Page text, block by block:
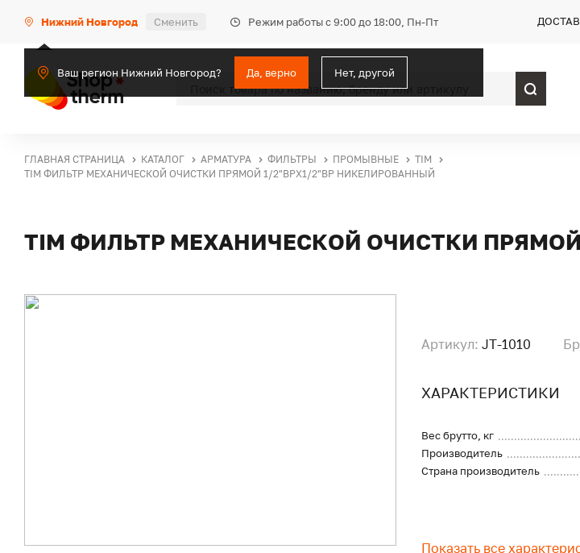
Нижний Новгород Сменить Режим работы с 9:00 до 18:00, Пн-Пт
Ваш регион Нижний Новгород? Да, верно Нет, другой
ГЛАВНАЯ СТРАНИЦА КАТАЛОГ АРМАТУРА ФИЛЬТРЫ ПРОМЫВНЫЕ
TIM
TIM ФИЛЬТР МЕХАНИЧЕСКОЙ ОЧИСТКИ ПРЯМОЙ 1/2"ВРХ1/2"ВР НИКЕЛИРОВАННЫЙ
TIM ФИЛЬТР МЕХАНИЧЕСКОЙ ОЧИСТКИ
Артикул: JT-1010
ХАРАКТЕРИСТИКИ
Вес брутто, кг
Производитель
Страна производитель
Показать все